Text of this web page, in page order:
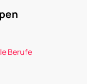
Berufe